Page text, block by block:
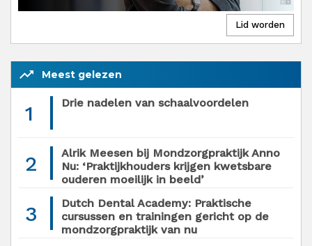
trending_up Meest gelezen
1 Drie nadelen van schaalvoordelen
2
Alrik Meesen bij Mondzorgpraktijk Anno
Nu: ‘Praktijkhouders krijgen kwetsbare
ouderen moeilijk in beeld’
3
Dutch Dental Academy: Praktische
cursussen en trainingen gericht op de
mondzorgpraktijk van nu